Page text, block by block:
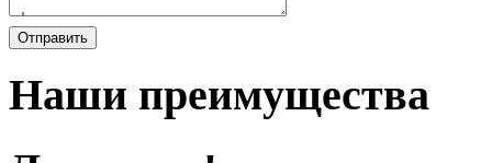
Отправить
Наши преимущества